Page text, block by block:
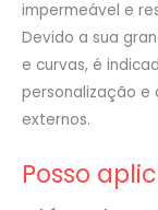
impermeável e
Devido a sua
e curvas, é
personalização e
externos.
Posso